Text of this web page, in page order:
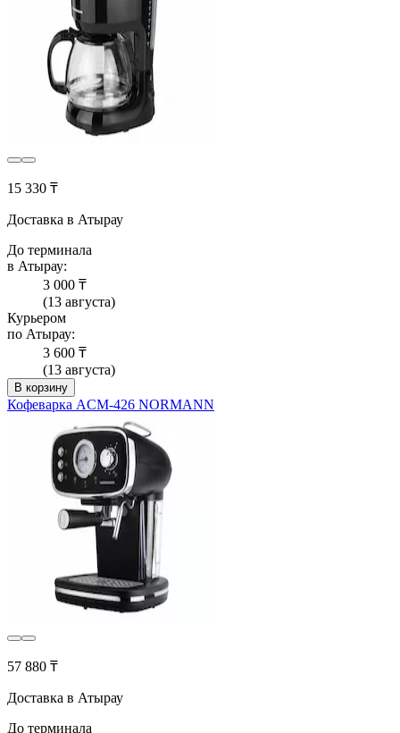
15 330 ₸
Доставка в Атырау
До терминала
в Атырау:
3 000 ₸
(13 августа)
Курьером
по Атырау:
3 600 ₸
(13 августа)
В корзину
Кофеварка ACM-426 NORMANN
57 880 ₸
Доставка в Атырау
До терминала